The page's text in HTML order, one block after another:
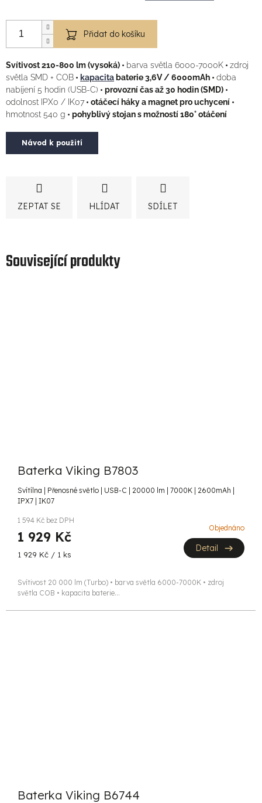
Přidat do košíku
Svítivost 210-800 lm (vysoká) • barva světla 6000-7000K • zdroj
světla SMD + COB • kapacita baterie 3,6V / 6000mAh • doba
nabíjení 5 hodin (USB-C) • provozní čas až 30 hodin (SMD) •
odolnost IPX0 / IK07 • otáčecí háky a magnet pro uchycení •
hmotnost 540 g • pohyblivý stojan s možností 180° otáčení
Návod k použití
ZEPTAT SE HLÍDAT SDÍLET
Související produkty
Baterka Viking B7803
Svítílna | Přenosné světlo | USB-C | 20000 lm | 7000K | 2600mAh |
IPX7 | IK07
1 594 Kč bez DPH
1 929 Kč
Měrná
1 929 Kč / 1 ks
Objednáno
Detail
Svítivost 20 000 lm (Turbo) • barva světla 6000-7000K • zdroj
světla COB • kapacita baterie...
Baterka Viking B6744